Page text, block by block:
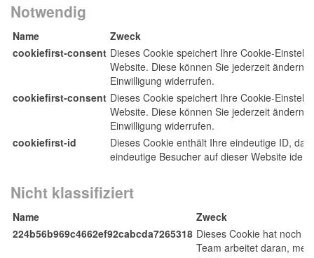
Notwendig
Name
Zweck
cookiefirst-consent Dieses Cookie speichert Ihre Cookie-
Website. Diese können Sie jederzeit ändern
Einwilligung widerrufen.
cookiefirst-consent Dieses Cookie speichert Ihre Cookie-
Website. Diese können Sie jederzeit ändern
Einwilligung widerrufen.
cookiefirst-id
Dieses Cookie enthält Ihre eindeutige ID,
eindeutige Besucher auf dieser Website
Nicht klassifiziert
Name
Zweck
224b56b969c4662ef92cabcda7265318 Dieses Cookie hat noch
Team arbeitet daran,